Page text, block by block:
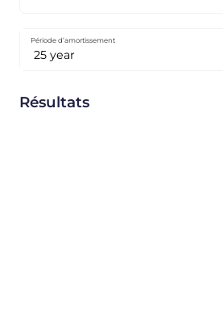
Période d’amortissement
Résultats